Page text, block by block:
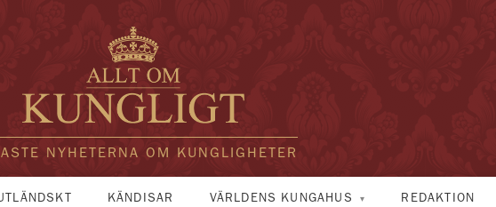
NYHETERNA OM KUNGLIGHETER
KÄNDISAR VÄRLDENS KUNGAHUS REDAKTION